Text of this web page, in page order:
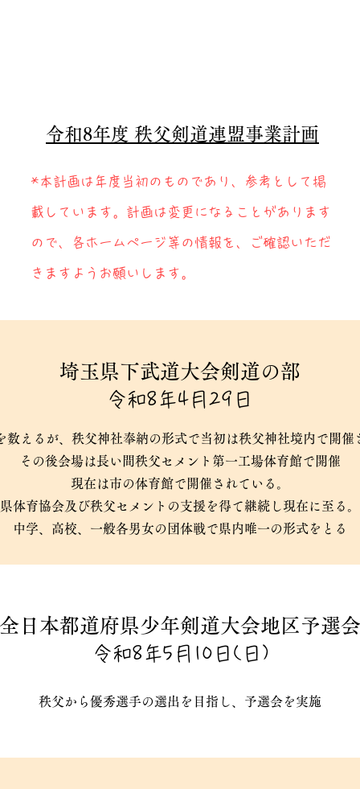
令和8年度 秩父剣道連盟事業計画
*本計画は年度当初のものであり、参考として掲
載しています。計画は変更になることがあります
ので、各ホームページ等の情報を、ご確認いただ
きますようお願いします。
埼玉県下武道大会剣道の部
令和8年4月29日
数えるが、秩父神社奉納の形式で当初は秩父神社境内で開催
その後会場は長い間秩父セメント第一工場体育館で開催
現在は市の体育館で開催されている。
県体育協会及び秩父セメントの支援を得て継続し現在に至る。
中学、高校、一般各男女の団体戦で県内唯一の形式をとる
全日本都道府県少年剣道大会地区予選会
令和8年5月10日(日)
秩父から優秀選手の選出を目指し、予選会を実施